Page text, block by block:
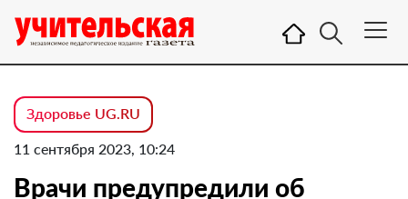
Здоровье UG.RU
11 сентября 2023, 10:24
Врачи предупредили об